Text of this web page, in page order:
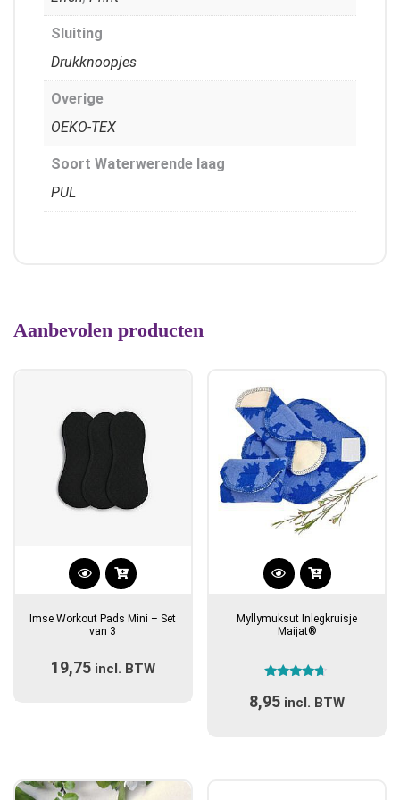
Sluiting
Drukknoopjes
Overige
OEKO-TEX
Soort Waterwerende laag
PUL
Aanbevolen producten
Dit
heeft
variaties.
Imse Workout Pads Mini – Set
van 3
19,75 incl. BTW
Dit
heeft
variaties.
optie
Myllymuksut Inlegkruisje
Maijat®
4.50
uit 5
8,95 incl. BTW